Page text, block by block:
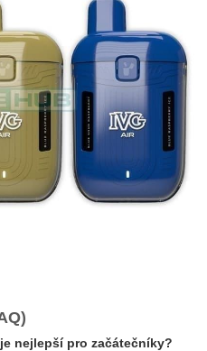
nejlepší pro začátečníky?